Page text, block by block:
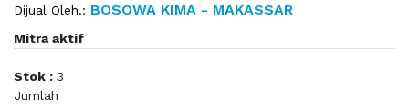
Dijual Oleh.: BOSOWA KIMA - MAKASSAR
Mitra aktif
Stok : 3
Jumlah